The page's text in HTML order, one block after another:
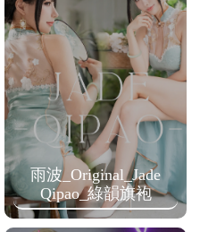
雨波_Original_Jade
Qipao_綠韻旗袍